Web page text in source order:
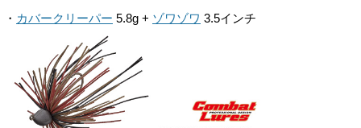
・ カバークリーパー 5.8g + ゾワゾワ 3.5インチ